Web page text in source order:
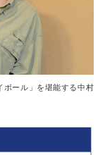
ボール」を堪能する中村